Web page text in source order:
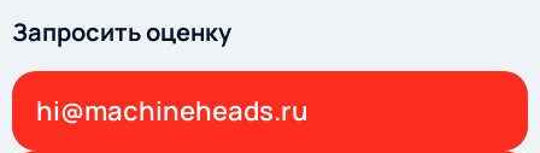
Запросить оценку
hi@machineheads.ru